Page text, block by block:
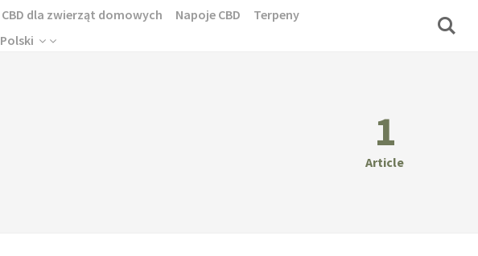
CBD dla zwierząt domowych Napoje CBD
Terpeny
Polski
1
Article